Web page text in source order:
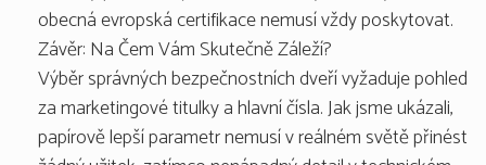
obecná evropská certifikace nemusí vždy poskytovat.
Závěr: Na Čem Vám Skutečně Záleží?
Výběr správných bezpečnostních dveří vyžaduje pohled
za marketingové titulky a hlavní čísla. Jak jsme ukázali,
papírově lepší parametr nemusí v reálném světě přinést